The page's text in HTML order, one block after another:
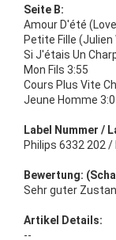
Seite B:
Amour D'été
Petite Fille (Julien
Si J'étais Un
Mon Fils 3:55
Cours Plus Vite
Jeune Homme
Label Nummer /
Philips 6332 202 /
Bewertung:
Sehr guter
Artikel Details:
--